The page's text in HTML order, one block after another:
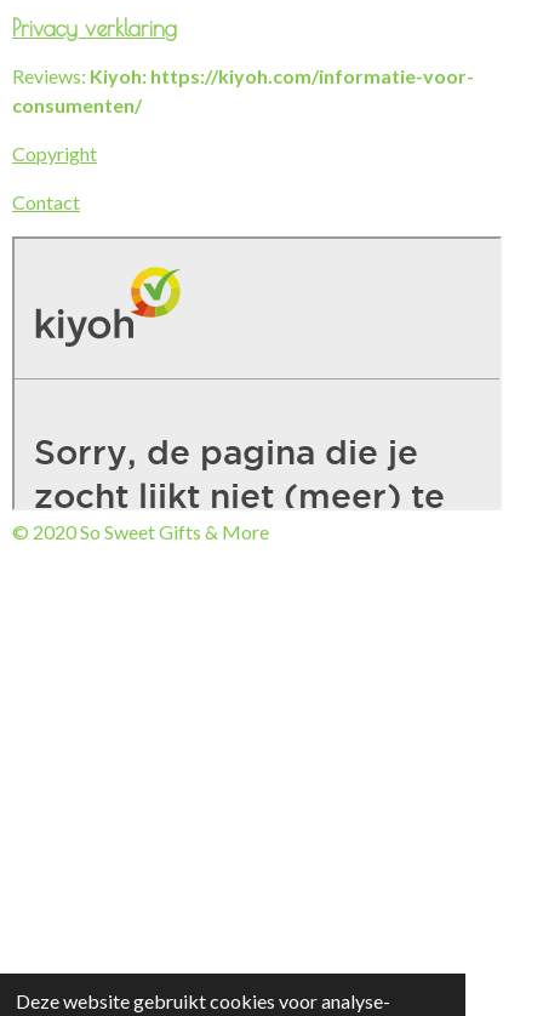
Deze website gebruikt cookies voor analyse-
Privacy verklaring
Reviews: Kiyoh: https://kiyoh.com/informatie-voor-
consumenten/
Copyright
Contact
© 2020 So Sweet Gifts & More